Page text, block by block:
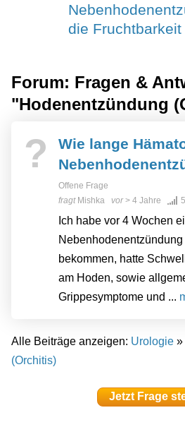
die Fruchtbarkeit
Forum: Fragen &
"Hodenentzündung
?
Wie lange
Offene Frage
fragt Mishka vor> 4 Jahre
Ich habe vor 4 Wochen
bekommen, hatte
am Hoden, sowie
Grippesymptome und ...
Alle Beiträge anzeigen: Urologie »
(Orchitis)
Jetzt Frage